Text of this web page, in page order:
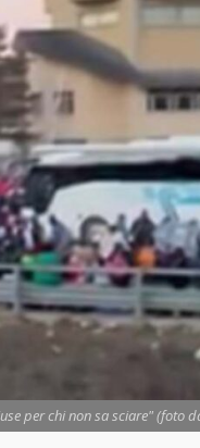
per chi non sa sciare" (foto